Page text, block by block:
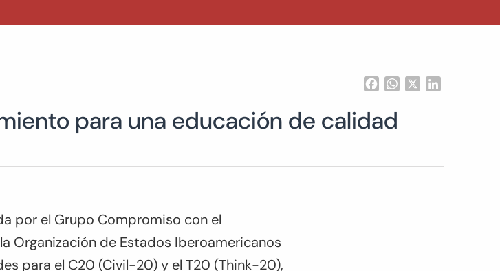
FacebookWhatsApp
para una educación de calidad
por el Grupo Compromiso con el
Organización de Estados Iberoamericanos
para el C20 (Civil-20) y el T20 (Think-20),